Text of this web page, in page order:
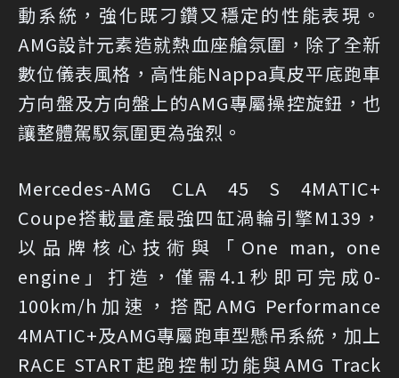
動系統，強化既刁鑽又穩定的性能表現。
AMG設計元素造就熱血座艙氛圍，除了全新
數位儀表風格，高性能Nappa真皮平底跑車
方向盤及方向盤上的AMG專屬操控旋鈕，也
讓整體駕馭氛圍更為強烈。
Mercedes-AMG CLA 45 S 4MATIC+
Coupe搭載量產最強四缸渦輪引擎M139，
以品牌核心技術與「One man, one
engine」打造，僅需4.1秒即可完成0-
100km/h加速，搭配AMG Performance
4MATIC+及AMG專屬跑車型懸吊系統，加上
RACE START起跑控制功能與AMG Track